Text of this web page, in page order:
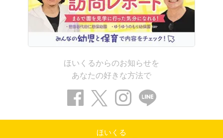
ほいくるからのお知らせを
あなたの好きな方法で
ほいくる